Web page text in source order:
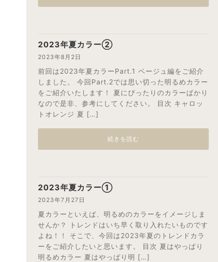
2023年夏カラー②
2023年8月2日
前回は2023年夏カラーPart.1 ベージュ編をご紹介
しました。 今回Part.2では思い切った明るめカラー
をご紹介いたします！ 夏にぴったりのカラーばかり
なので是非、参考にしてください。 目次 キャロッ
トオレンジ 夏 […]
続きを読む
2023年夏カラー①
2023年7月27日
夏カラーといえば、明るめのカラーをイメージしま
せんか？ トレンドはいち早く取り入れたいものです
よね！！ そこで、今回は2023年夏のトレンドカラ
ーをご紹介したいと思います。 目次 夏はやっぱり
明るめカラー 夏はやっぱり明 […]